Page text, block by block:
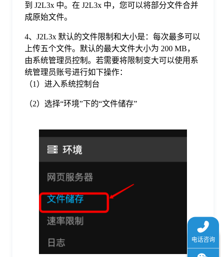
题
到 J2L3x 中。在 J2L3x 中，您可以将部分文件合并
成原始文件。
4、J2L3x 默认的文件限制和大小是：每次最多可以
上传五个文件。默认的最大文件大小为 200 MB，
由系统管理员控制。若需要将限制变大可以使用系
统管理员账号进行如下操作：
（1）进入系统控制台
（2）选择“环境”下的“文件储存”